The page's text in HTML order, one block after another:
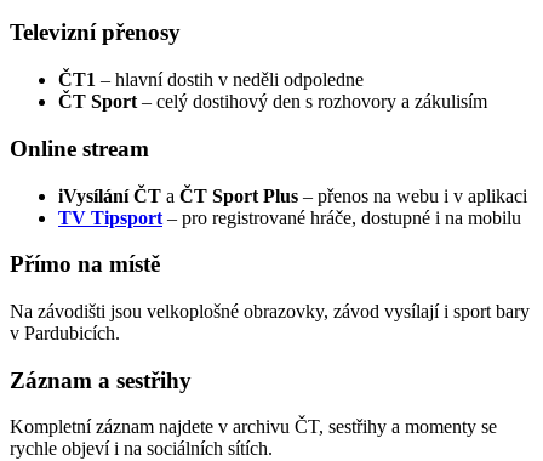
Televizní přenosy
ČT1 – hlavní dostih v neděli odpoledne
ČT Sport – celý dostihový den s rozhovory a zákulisím
Online stream
iVysílání ČT a ČT Sport Plus – přenos na webu i v aplikaci
TV Tipsport – pro registrované hráče, dostupné i na mobilu
Přímo na místě
Na závodišti jsou velkoplošné obrazovky, závod vysílají i sport bary
v Pardubicích.
Záznam a sestřihy
Kompletní záznam najdete v archivu ČT, sestřihy a momenty se
rychle objeví i na sociálních sítích.